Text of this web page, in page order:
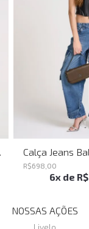
R$698 00
6x de R$
NOSSAS AÇÕES